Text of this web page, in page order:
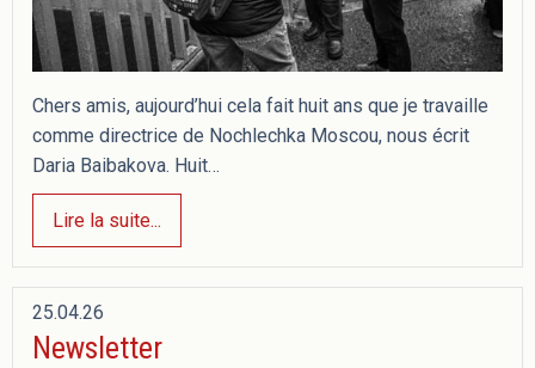
Chers amis, aujourd’hui cela fait huit ans que je travaille
comme directrice de Nochlechka Moscou, nous écrit
Daria Baibakova. Huit…
Lire la suite...
25.04.26
Newsletter